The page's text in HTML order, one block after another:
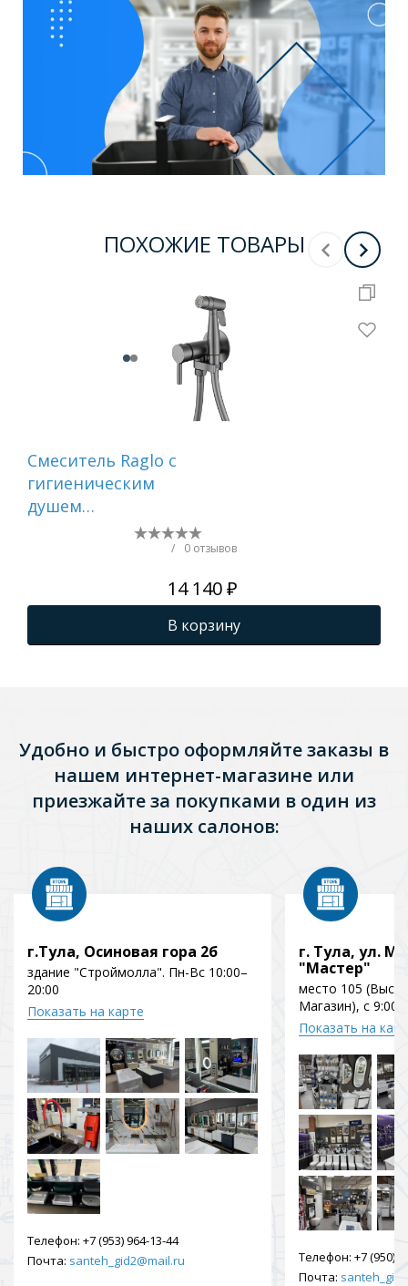
ПОХОЖИЕ ТОВАРЫ
Смеситель Raglo с
гигиеническим
душем
встраиваемый ,
/ 0 отзывов
14 140 ₽
В корзину
Удобно и быстро оформляйте заказы в
нашем интернет-магазине или
приезжайте за покупками в один из
наших салонов:
г.Тула, Осиновая гора 2б
здание "Строймолла". Пн-Вс 10:00–
20:00
Показать на карте
Телефон: +7 (953) 964-13-44
Почта: santeh_gid2@mail.ru
г. Тула, ул.
"Мастер"
место 105
Магазин), с 9:00
Показать на
Телефон: +7 (950)
Почта: